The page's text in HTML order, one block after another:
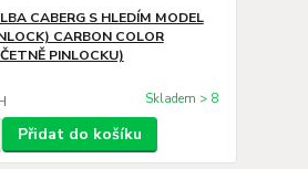
CABERG S HLEDÍM MODEL
CARBON COLOR
PINLOCKU)
Skladem > 8
Přidat do košíku